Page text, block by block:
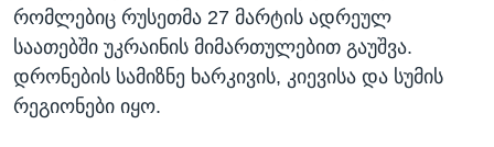
რომლებიც რუსეთმა 27 მარტის ადრეულ
საათებში უკრაინის მიმართულებით გაუშვა.
დრონების სამიზნე ხარკივის, კიევისა და სუმის
რეგიონები იყო.